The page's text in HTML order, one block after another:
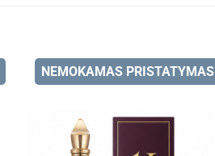
NEMOKAMAS PRISTATYMAS